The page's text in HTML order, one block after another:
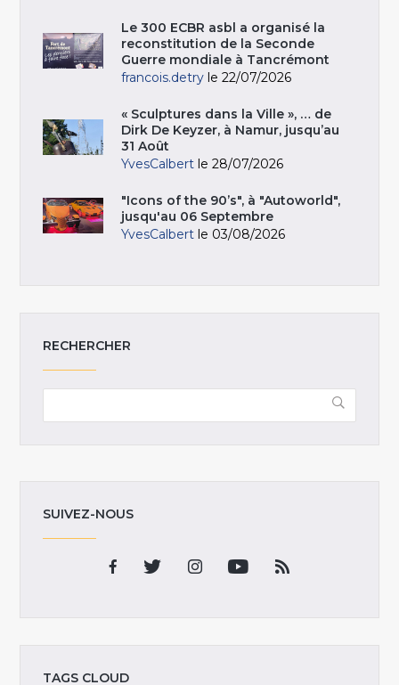
Le 300 ECBR asbl a organisé la
reconstitution de la Seconde
Guerre mondiale à Tancrémont
francois.detry le 22/07/2026
« Sculptures dans la Ville », … de
Dirk De Keyzer, à Namur, jusqu’au
31 Août
YvesCalbert le 28/07/2026
"Icons of the 90’s", à "Autoworld",
jusqu'au 06 Septembre
YvesCalbert le 03/08/2026
RECHERCHER
SUIVEZ-NOUS
TAGS CLOUD